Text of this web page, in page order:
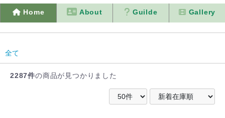
Home About Guilde Gallery
全て
2287件の商品が見つかりました